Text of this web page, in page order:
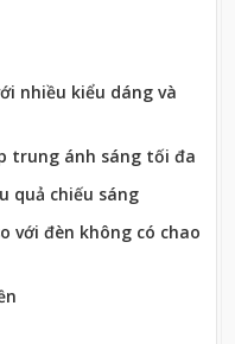
nhiều kiểu dáng và
trung ánh sáng tối đa
quả chiếu sáng
với đèn không có chao